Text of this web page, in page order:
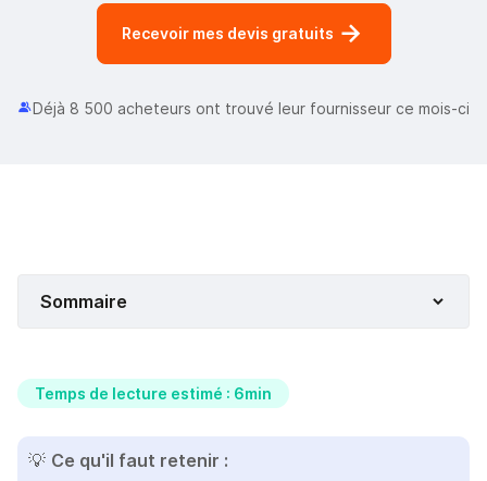
Recevoir mes devis gratuits
Déjà 8 500 acheteurs ont trouvé leur fournisseur ce mois-ci
Sommaire
Temps de lecture estimé : 6min
💡 Ce qu'il faut retenir :